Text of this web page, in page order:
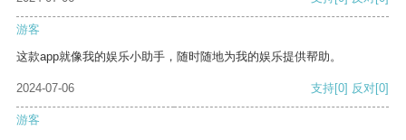
游客
这款app就像我的娱乐小助手，随时随地为我的娱乐提供帮助。
2024-07-06 支持[0] 反对[0]
游客